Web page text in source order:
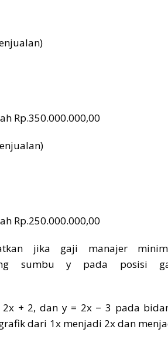
Rp.350.000.000,00
Rp.250.000.000,00
jika gaji manajer
sumbu y pada posisi
+ 2, dan y = 2x − 3 pada
dari 1x menjadi 2x dan